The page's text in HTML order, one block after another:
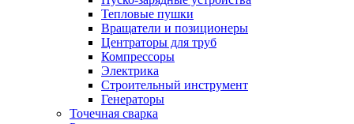
Тепловые пушки
Вращатели и позиционеры
Центраторы для труб
Компрессоры
Электрика
Строительный инструмент
Генераторы
Точечная сварка